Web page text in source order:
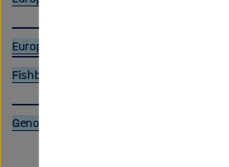
European Zebrafish Resource Center
Fishbase
GenomeRNAi